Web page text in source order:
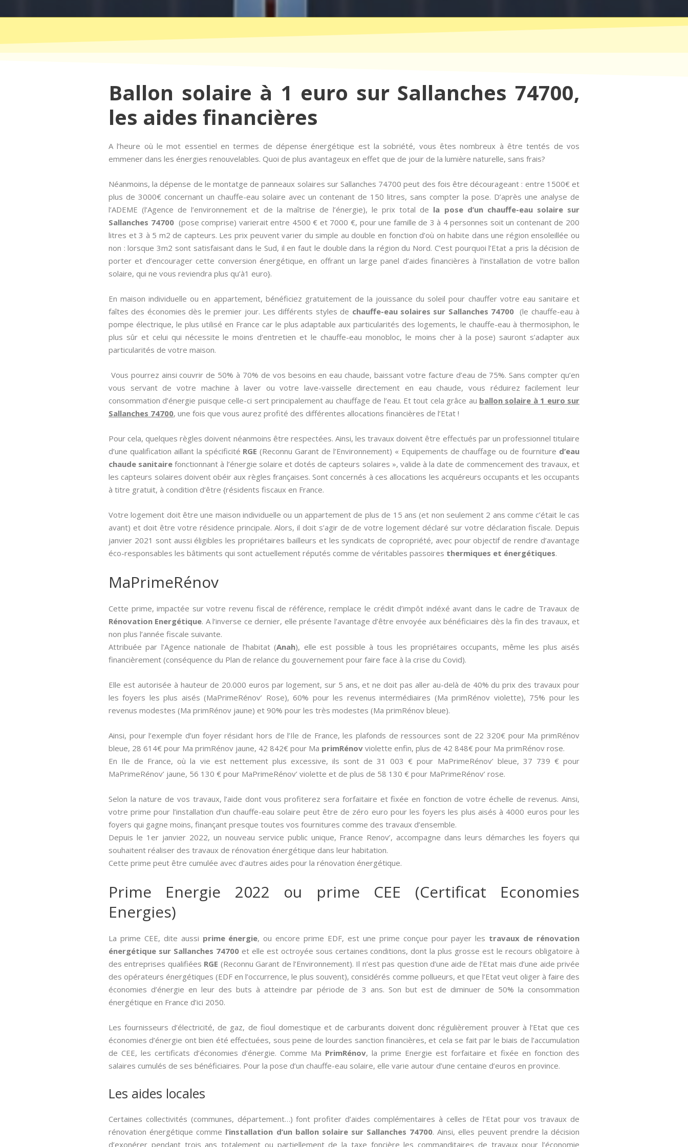
Ballon solaire à 1 euro sur Sallanches 74700,
les aides financières
A l’heure où le mot essentiel en termes de dépense énergétique est la sobriété, vous êtes nombreux à être tentés de vos
emmener dans les énergies renouvelables. Quoi de plus avantageux en effet que de jouir de la lumière naturelle, sans frais?
Néanmoins, la dépense de le montatge de panneaux solaires sur Sallanches 74700 peut des fois être décourageant : entre 1500€ et
plus de 3000€ concernant un chauffe-eau solaire avec un contenant de 150 litres, sans compter la pose. D’après une analyse de
l’ADEME (l’Agence de l’environnement et de la maîtrise de l’énergie), le prix total de la pose d’un chauffe-eau solaire sur
Sallanches 74700(pose comprise) varierait entre 4500 € et 7000 €, pour une famille de 3 à 4 personnes soit un contenant de 200
litres et 3 à 5 m2 de capteurs. Les prix peuvent varier du simple au double en fonction d’où on habite dans une région ensoleillée ou
non : lorsque 3m2 sont satisfaisant dans le Sud, il en faut le double dans la région du Nord. C’est pourquoi l’Etat a pris la décision de
porter et d’encourager cette conversion énergétique, en offrant un large panel d’aides financières à l’installation de votre ballon
solaire, qui ne vous reviendra plus qu’à1 euro}.
En maison individuelle ou en appartement, bénéficiez gratuitement de la jouissance du soleil pour chauffer votre eau sanitaire et
faîtes des économies dès le premier jour. Les différents styles de chauffe-eau solaires sur Sallanches 74700 (le chauffe-eau à
pompe électrique, le plus utilisé en France car le plus adaptable aux particularités des logements, le chauffe-eau à thermosiphon, le
plus sûr et celui qui nécessite le moins d’entretien et le chauffe-eau monobloc, le moins cher à la pose) sauront s’adapter aux
particularités de votre maison.
Vous pourrez ainsi couvrir de 50% à 70% de vos besoins en eau chaude, baissant votre facture d’eau de 75%. Sans compter qu’en
vous servant de votre machine à laver ou votre lave-vaisselle directement en eau chaude, vous réduirez facilement leur
consommation d’énergie puisque celle-ci sert principalement au chauffage de l’eau. Et tout cela grâce au ballon solaire à 1 euro sur
Sallanches 74700, une fois que vous aurez profité des différentes allocations financières de l’Etat !
Pour cela, quelques règles doivent néanmoins être respectées. Ainsi, les travaux doivent être effectués par un professionnel titulaire
d’une qualification aillant la spécificité RGE(Reconnu Garant de l’Environnement) « Equipements de chauffage ou de fourniture d’eau
chaude sanitaire fonctionnant à l’énergie solaire et dotés de capteurs solaires », valide à la date de commencement des travaux, et
les capteurs solaires doivent obéir aux règles françaises. Sont concernés à ces allocations les acquéreurs occupants et les occupants
à titre gratuit, à condition d’être {résidents fiscaux en France.
Votre logement doit être une maison individuelle ou un appartement de plus de 15 ans (et non seulement 2 ans comme c’était le cas
avant) et doit être votre résidence principale. Alors, il doit s’agir de de votre logement déclaré sur votre déclaration fiscale. Depuis
janvier 2021 sont aussi éligibles les propriétaires bailleurs et les syndicats de copropriété, avec pour objectif de rendre d’avantage
éco-responsables les bâtiments qui sont actuellement réputés comme de véritables passoires thermiques et énergétiques.
MaPrimeRénov
Cette prime, impactée sur votre revenu fiscal de référence, remplace le crédit d’impôt indéxé avant dans le cadre de Travaux de
Rénovation Energétique. A l’inverse ce dernier, elle présente l’avantage d’être envoyée aux bénéficiaires dès la fin des travaux, et
non plus l’année fiscale suivante.
Attribuée par l’Agence nationale de l’habitat (Anah), elle est possible à tous les propriétaires occupants, même les plus aisés
financièrement (conséquence du Plan de relance du gouvernement pour faire face à la crise du Covid).
Elle est autorisée à hauteur de 20.000 euros par logement, sur 5 ans, et ne doit pas aller au-delà de 40% du prix des travaux pour
les foyers les plus aisés (MaPrimeRénov’ Rose), 60% pour les revenus intermédiaires (Ma primRénov violette), 75% pour les
revenus modestes (Ma primRénov jaune) et 90% pour les très modestes (Ma primRénov bleue).
Ainsi, pour l’exemple d’un foyer résidant hors de l’Ile de France, les plafonds de ressources sont de 22 320€ pour Ma primRénov
bleue, 28 614€ pour Ma primRénov jaune, 42 842€ pour Ma primRénov violette enfin, plus de 42 848€ pour Ma primRénov rose.
En Ile de France, où la vie est nettement plus excessive, ils sont de 31 003 € pour MaPrimeRénov’ bleue, 37 739 € pour
MaPrimeRénov’ jaune, 56 130 € pour MaPrimeRénov’ violette et de plus de 58 130 € pour MaPrimeRénov’ rose.
Selon la nature de vos travaux, l’aide dont vous profiterez sera forfaitaire et fixée en fonction de votre échelle de revenus. Ainsi,
votre prime pour l’installation d’un chauffe-eau solaire peut être de zéro euro pour les foyers les plus aisés à 4000 euros pour les
foyers qui gagne moins, finançant presque toutes vos fournitures comme des travaux d’ensemble.
Depuis le 1er janvier 2022, un nouveau service public unique, France Renov’, accompagne dans leurs démarches les foyers qui
souhaitent réaliser des travaux de rénovation énergétique dans leur habitation.
Cette prime peut être cumulée avec d’autres aides pour la rénovation énergétique.
Prime Energie 2022 ou prime CEE (Certificat Economies
Energies)
La prime CEE, dite aussi­ prime énergie, ou encore prime EDF, est une prime conçue pour payer les travaux de rénovation
énergétique sur Sallanches 74700et elle est octroyée sous certaines conditions, dont la plus grosse est le recours obligatoire à
des entreprises qualifiées RGE (Reconnu Garant de l’Environnement). Il n’est pas question d’une aide de l’Etat mais d’une aide privée
des opérateurs énergétiques (EDF en l’occurrence, le plus souvent), considérés comme pollueurs, et que l’Etat veut oliger à faire des
économies d’énergie en leur des buts à atteindre par période de 3 ans. Son but est de diminuer de 50% la consommation
énergétique en France d’ici 2050.
Les fournisseurs d’électricité, de gaz, de fioul domestique et de carburants doivent donc régulièrement prouver à l’Etat que ces
économies d’énergie ont bien été effectuées, sous peine de lourdes sanction financières, et cela se fait par le biais de l’accumulation
de CEE, les certificats d’économies d’énergie. Comme Ma PrimRénov, la prime Energie est forfaitaire et fixée en fonction des
salaires cumulés de ses bénéficiaires. Pour la pose d’un chauffe-eau solaire, elle varie autour d’une centaine d’euros en province.
Les aides locales
Certaines collectivités (communes, département…) font profiter d’aides complémentaires à celles de l’Etat pour vos travaux de
rénovation énergétique comme l’installation d’un ballon solaire sur Sallanches 74700. Ainsi, elles peuvent prendre la décision
d’exonérer pendant trois ans totalement ou partiellement de la taxe foncière les commanditaires de travaux pour l’économie